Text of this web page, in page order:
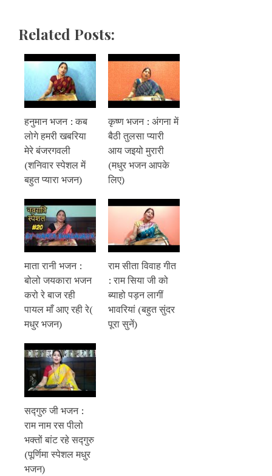
Related Posts:
हनुमान भजन : कब
लोगे हमरी खबरिया
मेरे बंजरगवली
(शनिवार स्पेशल में
बहुत प्यारा भजन)
कृष्ण भजन : अंगना में
बैठी तुलसा प्यारी
आय जइयो मुरारी
(मधुर भजन आपके
लिए)
माता रानी भजन :
बोलो जयकारा भजन
करो रे बाज रही
पायल माँ आए रही रे(
मधुर भजन)
राम सीता विवाह गीत
: राम सिया जी को
ब्याहो पड़न लागीं
भावरियां (बहुत सुंदर
पूरा सुनें)
सद्गुरु जी भजन :
राम नाम रस पीलो
भक्तों बांट रहे सद्गुरु
(पूर्णिमा स्पेशल मधुर
भजन)